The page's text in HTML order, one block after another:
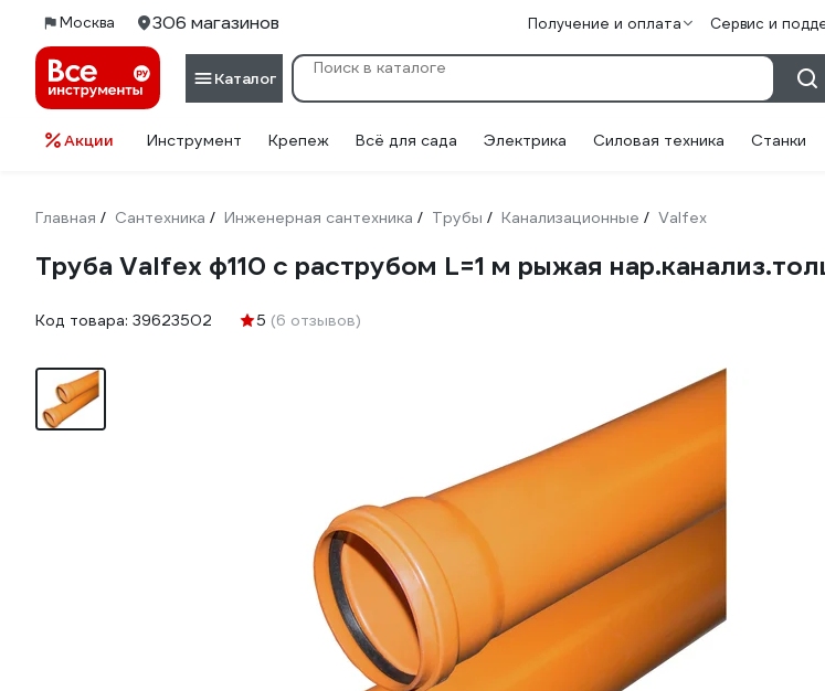
Москва 306 магазинов Получение и оплата Сервис и
Каталог
Акции Инструмент Крепеж Всё для сада Электрика Силовая техника Станки
Главная / Сантехника / Инженерная сантехника / Трубы / Канализационные / Valfex
Труба Valfex ф110 с раструбом L=1 м рыжая
Код товара: 39623502 5 (6 отзывов)